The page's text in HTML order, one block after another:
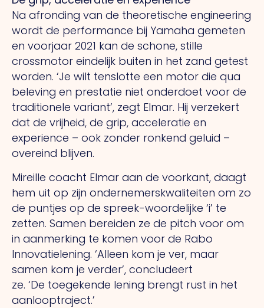
Na afronding van de theoretische engineering
wordt de performance bij Yamaha gemeten
en voorjaar 2021 kan de schone, stille
crossmotor eindelijk buiten in het zand getest
worden. ‘Je wilt tenslotte een motor die qua
beleving en prestatie niet onderdoet voor de
traditionele variant’, zegt Elmar. Hij verzekert
dat de vrijheid, de grip, acceleratie en
experience – ook zonder ronkend geluid –
overeind blijven.
Mireille coacht Elmar aan de voorkant, daagt
hem uit op zijn ondernemerskwaliteiten om zo
de puntjes op de spreek-woordelijke ‘i’ te
zetten. Samen bereiden ze de pitch voor om
in aanmerking te komen voor de Rabo
Innovatielening. ‘Alleen kom je ver, maar
samen kom je verder’, concludeert
ze. ‘De toegekende lening brengt rust in het
aanlooptraject.’